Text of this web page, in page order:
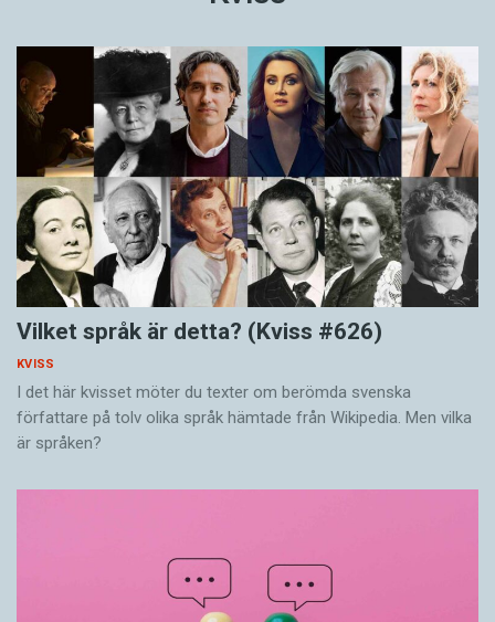
Vilket språk är detta? (Kviss #626)
KVISS
I det här kvisset möter du texter om berömda svenska
författare på tolv olika språk hämtade från Wikipedia. Men vilka
är språken?